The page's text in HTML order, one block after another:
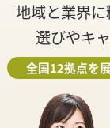
地域と業界に
選びやキ
全国12拠点を